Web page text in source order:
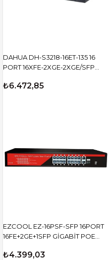
DAHUA DH-S3218-16ET-135 16
PORT 16XFE-2XGE-2XGE/SFP
₺6.472,85
EZCOOL EZ-16PSF-SFP 16PORT
16FE+2GE+1SFP GİGABİT POE
₺4.399,03